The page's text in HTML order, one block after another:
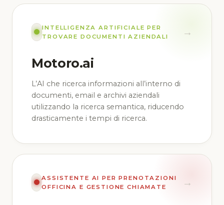
INTELLIGENZA ARTIFICIALE PER
TROVARE DOCUMENTI AZIENDALI
→
Motoro.ai
L’AI che ricerca informazioni all’interno di
documenti, email e archivi aziendali
utilizzando la ricerca semantica, riducendo
drasticamente i tempi di ricerca.
ASSISTENTE AI PER PRENOTAZIONI
OFFICINA E GESTIONE CHIAMATE
→